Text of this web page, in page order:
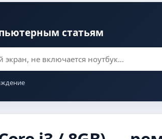
статьям